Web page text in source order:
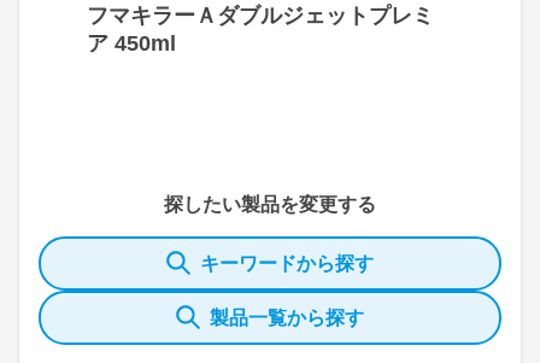
フマキラーＡダブルジェットプレミ
ア 450ml
探したい製品を変更する
キーワードから探す
製品一覧から探す